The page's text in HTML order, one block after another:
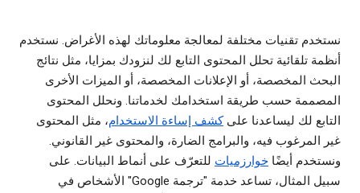
نستخدم تقنيات مختلفة لمعالجة معلوماتك لهذه الأغراض. نستخدم
أنظمة تلقائية تحلل المحتوى التابع لك لنزودك بمزايا، مثل نتائج
البحث المخصصة، أو الإعلانات المخصصة، أو الميزات الأخرى
المصممة حسب طريقة استخدامك لخدماتنا. ونحلل المحتوى
التابع لك ليساعدنا علىكشف إساءة الاستخدام، مثل المحتوى
غير المرغوب فيه، والبرامج الضارة، والمحتوى غير القانوني.
ونستخدم أيضًا خوارزميات للتعرّف على أنماط البيانات. على
سبيل المثال، تساعد خدمة "ترجمة Google" الأشخاص في